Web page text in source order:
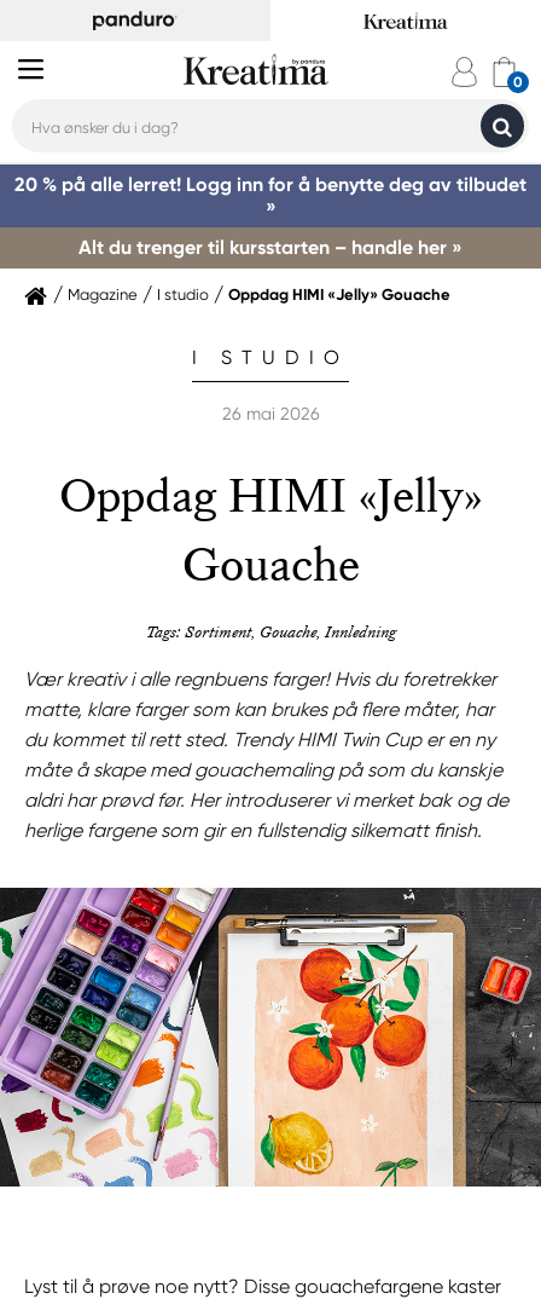
20 % på alle lerret! Logg inn for å benytte deg av tilbudet
»
Alt du trenger til kursstarten – handle her »
Magazine I studio Oppdag HIMI «Jelly» Gouache
I STUDIO
26 mai 2026
Oppdag HIMI «Jelly»
Gouache
Tags: Sortiment, Gouache, Innledning
Vær kreativ i alle regnbuens farger! Hvis du foretrekker
matte, klare farger som kan brukes på flere måter, har
du kommet til rett sted. Trendy HIMI Twin Cup er en ny
måte å skape med gouachemaling på som du kanskje
aldri har prøvd før. Her introduserer vi merket bak og de
herlige fargene som gir en fullstendig silkematt finish.
Lyst til å prøve noe nytt? Disse gouachefargene kaster